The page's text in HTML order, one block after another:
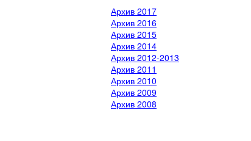
Архив 2017
Архив 2016
Архив 2015
Архив 2014
Архив 2012-2013
Архив 2011
Архив 2010
Архив 2009
Архив 2008